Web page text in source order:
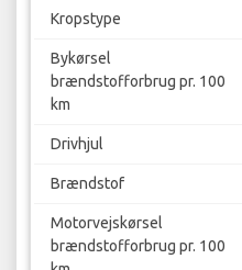
Kropstype
Bykørsel
brændstofforbrug pr. 100
km
Drivhjul
Brændstof
Motorvejskørsel
brændstofforbrug pr. 100